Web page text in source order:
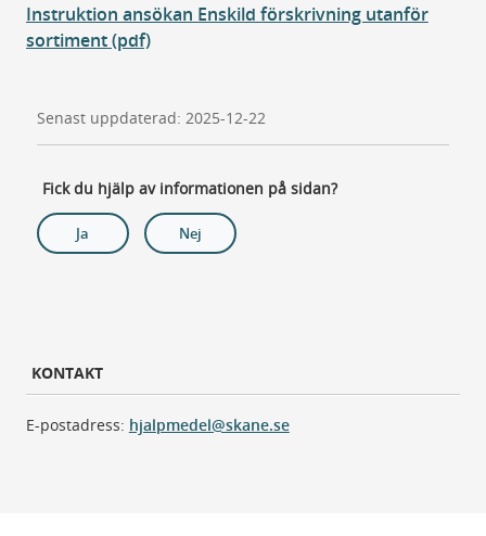
Instruktion ansökan Enskild förskrivning utanför
sortiment (pdf)
Senast uppdaterad: 2025-12-22
Fick du hjälp av informationen på sidan?
Ja Nej
KONTAKT
E-postadress: hjalpmedel@skane.se